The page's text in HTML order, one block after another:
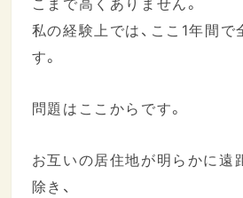
私の経験上では、ここ1年間で
す。
問題はここからです。
お互いの居住地が明らかに遠
除き、